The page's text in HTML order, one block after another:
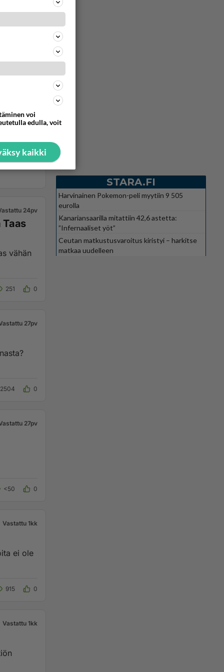
24pv
vähän
251 0
27pv
2504 0
27pv
<50 0
Vastattu 1kk
915 0
Vastattu 1kk
STARA.FI
Harvinainen Pokemon-peli myytiin 9 505
eurolla
Kanariansaarilla mitattiin 42,6 astetta:
”Infernaaliset yöt”
Ceutan matkustusvaroitus kiristyi – harkitse
matkaa uudelleen
voi
edulla, voit
kaikki